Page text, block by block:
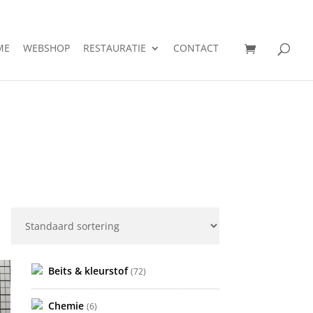
WEBSHOP RESTAURATIE CONTACT
Beits & kleurstof (72)
Chemie (6)